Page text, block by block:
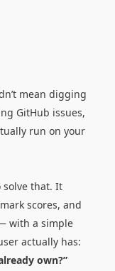
mean digging
GitHub issues,
run on your
that. It
scores, and
with a simple
actually has:
own?”